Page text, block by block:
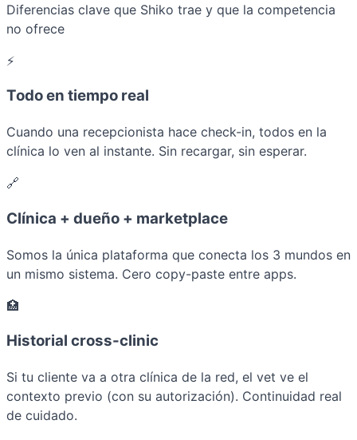
Diferencias clave que Shiko trae y que la competencia
no ofrece
⚡
Todo en tiempo real
Cuando una recepcionista hace check-in, todos en la
clínica lo ven al instante. Sin recargar, sin esperar.
🔗
Clínica + dueño + marketplace
Somos la única plataforma que conecta los 3 mundos en
un mismo sistema. Cero copy-paste entre apps.
🏥
Historial cross-clinic
Si tu cliente va a otra clínica de la red, el vet ve el
contexto previo (con su autorización). Continuidad real
de cuidado.